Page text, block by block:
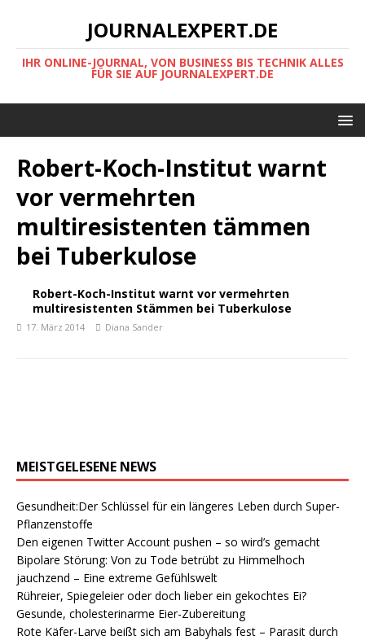
JOURNALEXPERT.DE
IHR ONLINE-JOURNAL, VON BUSINESS BIS TECHNIK ALLES
FÜR SIE AUF JOURNALEXPERT.DE
Robert-Koch-Institut warnt
vor vermehrten
multiresistenten tämmen
bei Tuberkulose
Robert-Koch-Institut warnt vor vermehrten
multiresistenten Stämmen bei Tuberkulose
17. März 2014 Diana Sander
MEISTGELESENE NEWS
Gesundheit:Der Schlüssel für ein längeres Leben durch Super-
Pflanzenstoffe
Den eigenen Twitter Account pushen – so wird’s gemacht
Bipolare Störung: Von zu Tode betrübt zu Himmelhoch
jauchzend – Eine extreme Gefühlswelt
Rühreier, Spiegeleier oder doch lieber ein gekochtes Ei?
Gesunde, cholesterinarme Eier-Zubereitung
Rote Käfer-Larve beißt sich am Babyhals fest – Parasit durch